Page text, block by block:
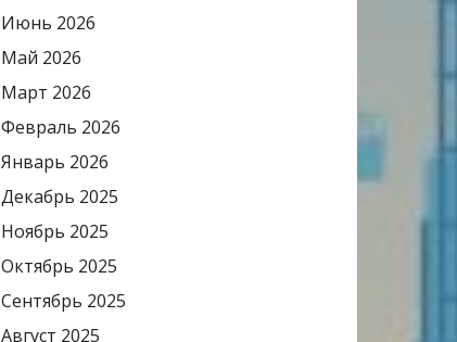
Июнь 2026
Май 2026
Март 2026
Февраль 2026
Январь 2026
Декабрь 2025
Ноябрь 2025
Октябрь 2025
Сентябрь 2025
Август 2025